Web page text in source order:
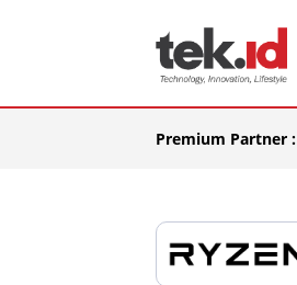
Premium Partner :